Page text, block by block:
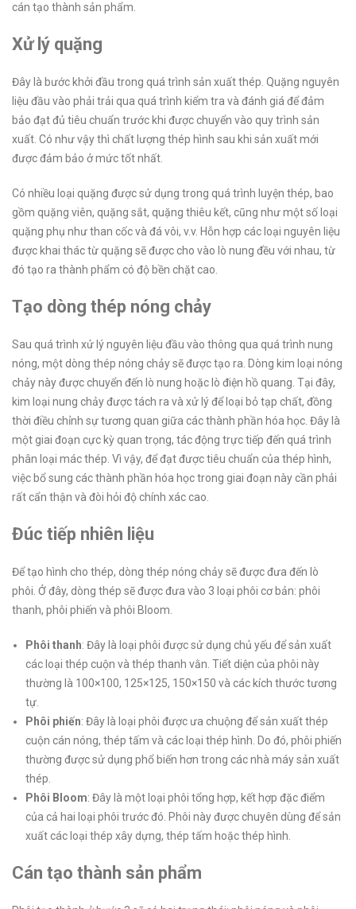
cán tạo thành sản phẩm.
Xử lý quặng
Đây là bước khởi đầu trong quá trình sản xuất thép. Quặng nguyên
liệu đầu vào phải trải qua quá trình kiểm tra và đánh giá để đảm
bảo đạt đủ tiêu chuẩn trước khi được chuyển vào quy trình sản
xuất. Có như vậy thì chất lượng thép hình sau khi sản xuất mới
được đảm bảo ở mức tốt nhất.
Có nhiều loại quặng được sử dụng trong quá trình luyện thép, bao
gồm quặng viên, quặng sắt, quặng thiêu kết, cũng như một số loại
quặng phụ như than cốc và đá vôi, v.v. Hỗn hợp các loại nguyên liệu
được khai thác từ quặng sẽ được cho vào lò nung đều với nhau, từ
đó tạo ra thành phẩm có độ bền chặt cao.
Tạo dòng thép nóng chảy
Sau quá trình xử lý nguyên liệu đầu vào thông qua quá trình nung
nóng, một dòng thép nóng chảy sẽ được tạo ra. Dòng kim loại nóng
chảy này được chuyển đến lò nung hoặc lò điện hồ quang. Tại đây,
kim loại nung chảy được tách ra và xử lý để loại bỏ tạp chất, đồng
thời điều chỉnh sự tương quan giữa các thành phần hóa học. Đây là
một giai đoạn cực kỳ quan trọng, tác động trực tiếp đến quá trình
phân loại mác thép. Vì vậy, để đạt được tiêu chuẩn của thép hình,
việc bổ sung các thành phần hóa học trong giai đoạn này cần phải
rất cẩn thận và đòi hỏi độ chính xác cao.
Đúc tiếp nhiên liệu
Để tạo hình cho thép, dòng thép nóng chảy sẽ được đưa đến lò
phôi. Ở đây, dòng thép sẽ được đưa vào 3 loại phôi cơ bản: phôi
thanh, phôi phiến và phôi Bloom.
Phôi thanh: Đây là loại phôi được sử dụng chủ yếu để sản xuất
các loại thép cuộn và thép thanh vằn. Tiết diện của phôi này
thường là 100×100, 125×125, 150×150 và các kích thước tương
tự.
Phôi phiến: Đây là loại phôi được ưa chuộng để sản xuất thép
cuộn cán nóng, thép tấm và các loại thép hình. Do đó, phôi phiến
thường được sử dụng phổ biến hơn trong các nhà máy sản xuất
thép.
Phôi Bloom: Đây là một loại phôi tổng hợp, kết hợp đặc điểm
của cả hai loại phôi trước đó. Phôi này được chuyên dùng để sản
xuất các loại thép xây dựng, thép tấm hoặc thép hình.
Cán tạo thành sản phẩm